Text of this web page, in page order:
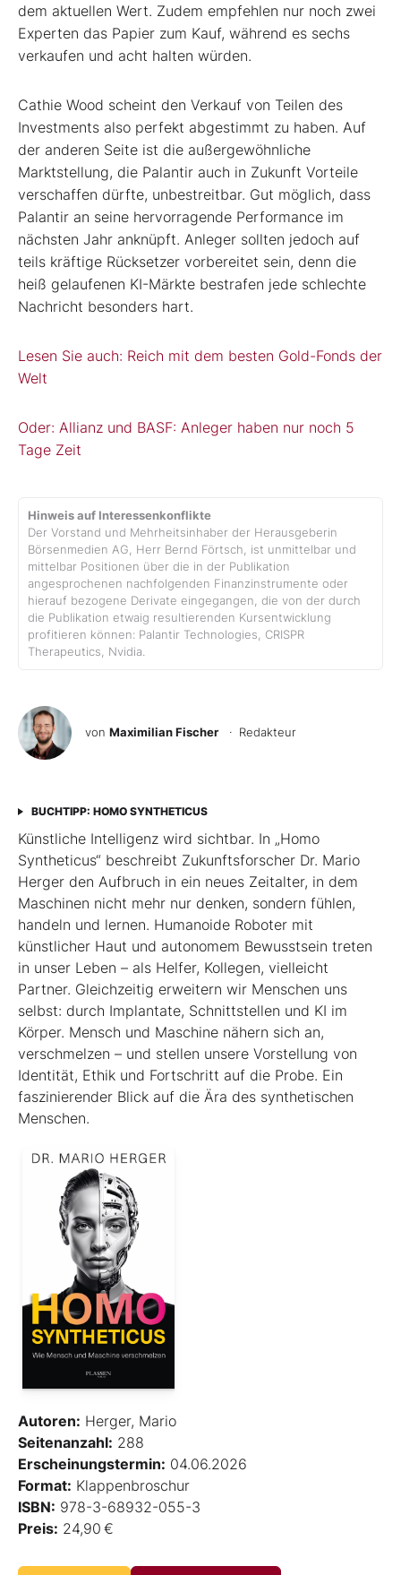
dem aktuellen Wert. Zudem empfehlen nur noch zwei
Experten das Papier zum Kauf, während es sechs
verkaufen und acht halten würden.
Cathie Wood scheint den Verkauf von Teilen des
Investments also perfekt abgestimmt zu haben. Auf
der anderen Seite ist die außergewöhnliche
Marktstellung, die Palantir auch in Zukunft Vorteile
verschaffen dürfte, unbestreitbar. Gut möglich, dass
Palantir an seine hervorragende Performance im
nächsten Jahr anknüpft. Anleger sollten jedoch auf
teils kräftige Rücksetzer vorbereitet sein, denn die
heiß gelaufenen KI-Märkte bestrafen jede schlechte
Nachricht besonders hart.
Lesen Sie auch: Reich mit dem besten Gold-Fonds der
Welt
Oder: Allianz und BASF: Anleger haben nur noch 5
Tage Zeit
Hinweis auf Interessenkonflikte
Der Vorstand und Mehrheitsinhaber der Herausgeberin
Börsenmedien AG, Herr Bernd Förtsch, ist unmittelbar und
mittelbar Positionen über die in der Publikation
angesprochenen nachfolgenden Finanzinstrumente oder
hierauf bezogene Derivate eingegangen, die von der durch
die Publikation etwaig resultierenden Kursentwicklung
profitieren können: Palantir Technologies, CRISPR
Therapeutics, Nvidia.
von Maximilian Fischer · Redakteur
BUCHTIPP: HOMO SYNTHETICUS
Künstliche Intelligenz wird sichtbar. In „Homo
Syntheticus“ beschreibt Zukunftsforscher Dr. Mario
Herger den Aufbruch in ein neues Zeitalter, in dem
Maschinen nicht mehr nur denken, sondern fühlen,
handeln und lernen. Humanoide Roboter mit
künstlicher Haut und autonomem Bewusstsein treten
in unser Leben – als Helfer, Kollegen, vielleicht
Partner. Gleichzeitig erweitern wir Menschen uns
selbst: durch Implantate, Schnittstellen und KI im
Körper. Mensch und Maschine nähern sich an,
verschmelzen – und stellen unsere Vorstellung von
Identität, Ethik und Fortschritt auf die Probe. Ein
faszinierender Blick auf die Ära des synthetischen
Menschen.
Autoren: Herger, Mario
Seitenanzahl: 288
Erscheinungstermin: 04.06.2026
Format: Klappenbroschur
ISBN: 978-3-68932-055-3
Preis: 24,90 €